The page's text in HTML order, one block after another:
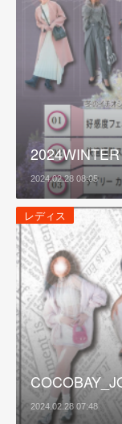
2024.02.28 08:05
レディス
2024.02.28 07:48